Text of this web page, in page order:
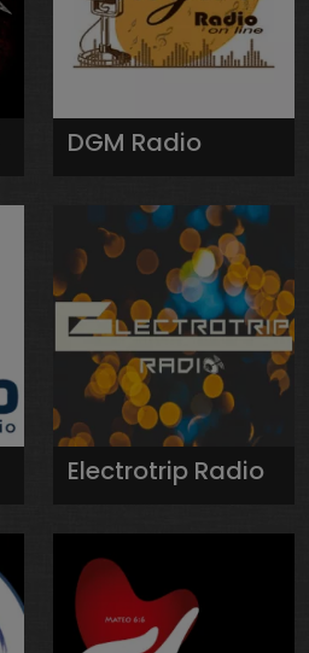
DGM Radio
Electrotrip Radio